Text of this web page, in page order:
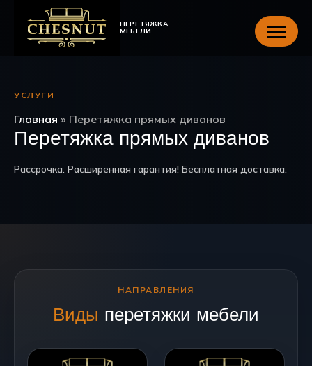
ПЕРЕТЯЖКА
МЕБЕЛИ
УСЛУГИ
Главная » Перетяжка прямых диванов
Перетяжка прямых диванов
Рассрочка. Расширенная гарантия! Бесплатная доставка.
НАПРАВЛЕНИЯ
Виды перетяжки мебели